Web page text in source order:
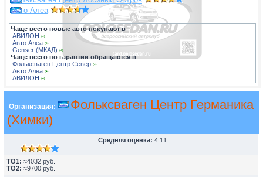
Авто Алеа
Чаще всего новые авто покупают в
АВИЛОН ⍟
Авто Алеа ⍟
Genser (МКАД) ⍟
Чаще всего по гарантии обращаются в
Фольксваген Центр Север ⍟
Авто Алеа ⍟
АВИЛОН ⍟
Организация:
Фольксваген Центр Германика
(Химки)
Средняя оценка: 4.11
TO1: ≈4032 руб.
TO2: ≈9700 руб.